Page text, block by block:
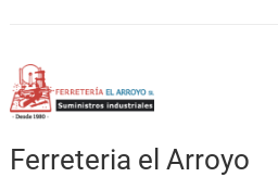
Ferreteria el Arroyo